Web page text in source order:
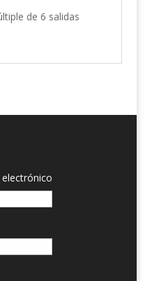
de 6 salidas